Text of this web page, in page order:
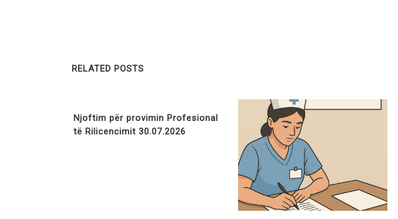
RELATED POSTS
Njoftim për provimin Profesional
të Rilicencimit 30.07.2026